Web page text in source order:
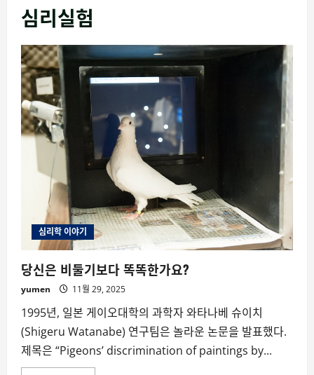
심리실험
심리학 이야기
당신은 비둘기보다 똑똑한가요?
yumen 11월 29, 2025
1995년, 일본 게이오대학의 과학자 와타나베 슈이치
(Shigeru Watanabe) 연구팀은 놀라운 논문을 발표했다.
제목은 “Pigeons’ discrimination of paintings by...